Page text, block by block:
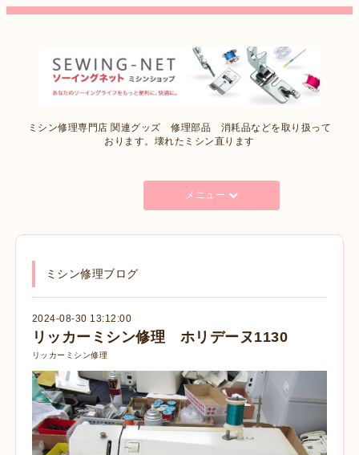
ミシン修理専門店 関連グッズ 修理部品 消耗品などを取り扱って
おります。壊れたミシン直ります
メニュー
ミシン修理ブログ
2024-08-30 13:12:00
リッカーミシン修理 ホリデーヌ1130
リッカーミシン修理